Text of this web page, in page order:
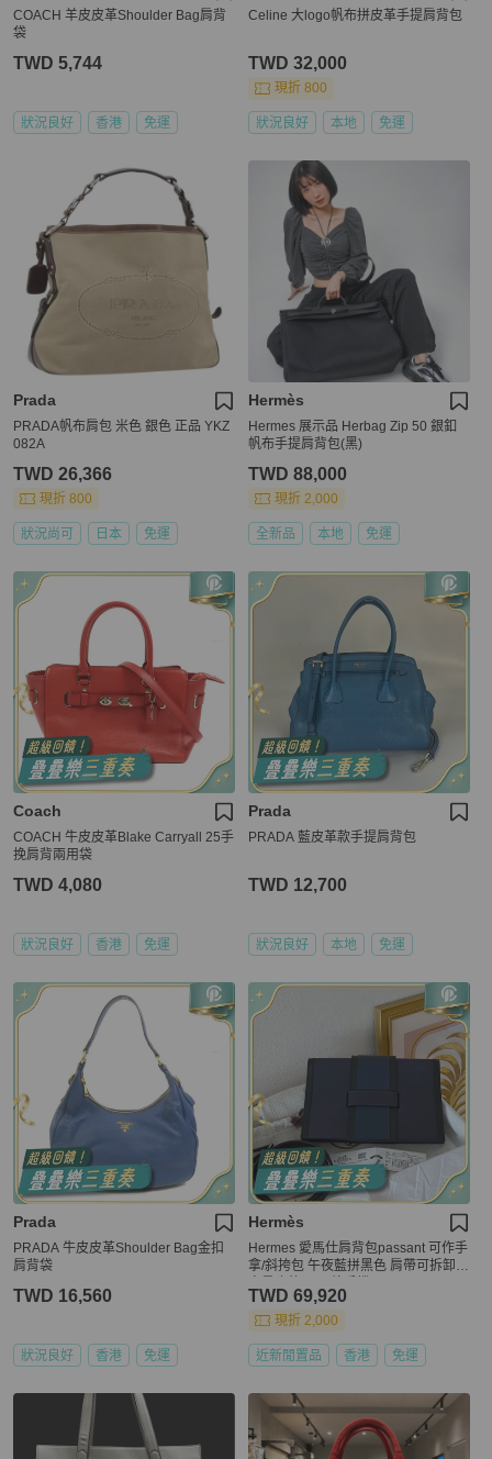
COACH 羊皮皮革Shoulder Bag肩背
袋
TWD 5,744
狀況良好 香港 免運
Celine 大logo帆布拼皮革手提肩背包
TWD 32,000
現折 800
狀況良好 本地 免運
Prada
PRADA帆布肩包 米色 銀色 正品 YKZ
082A
TWD 26,366
現折 800
狀況尚可 日本 免運
Hermès
Hermes 展示品 Herbag Zip 50 銀釦
帆布手提肩背包(黑)
TWD 88,000
現折 2,000
全新品 本地 免運
Coach
COACH 牛皮皮革Blake Carryall 25手
挽肩背兩用袋
TWD 4,080
狀況良好 香港 免運
Prada
PRADA 藍皮革款手提肩背包
TWD 12,700
狀況良好 本地 免運
Prada
PRADA 牛皮皮革Shoulder Bag金扣
肩背袋
TWD 16,560
狀況良好 香港 免運
Hermès
Hermes 愛馬仕肩背包passant 可作手
拿/斜挎包 午夜藍拼黑色 肩帶可拆卸
TWD 69,920
現折 2,000
近新閒置品 香港 免運